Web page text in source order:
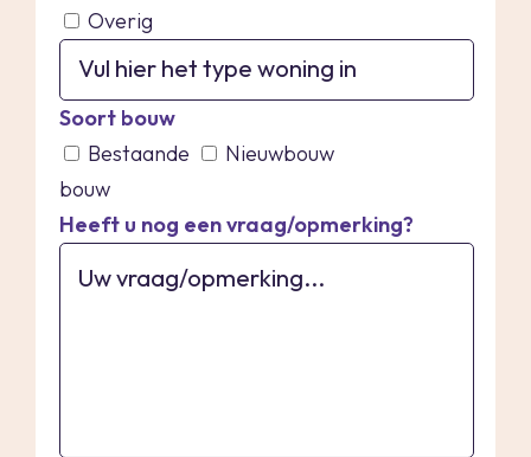
Overig
Soort bouw
Bestaande
bouw
Nieuwbouw
Heeft u nog een vraag/opmerking?